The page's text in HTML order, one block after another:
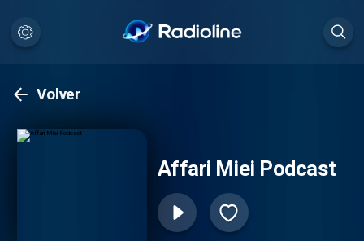
Volver
Affari Miei Podcast